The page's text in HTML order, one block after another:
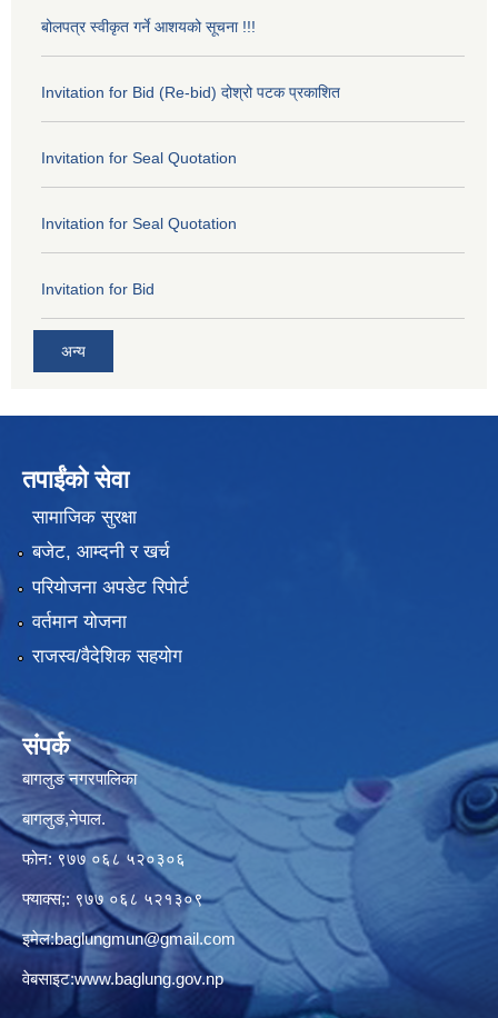
बोलपत्र स्वीकृत गर्ने आशयको सूचना !!!
Invitation for Bid (Re-bid) दोश्रो पटक प्रकाशित
Invitation for Seal Quotation
Invitation for Seal Quotation
Invitation for Bid
अन्य
तपाईंको सेवा
सामाजिक सुरक्षा
बजेट, आम्दनी र खर्च
परियोजना अपडेट रिपोर्ट
वर्तमान योजना
राजस्व/वैदेशिक सहयोग
संपर्क
बागलुङ नगरपालिका
बागलुङ,नेपाल.
फोन: ९७७ ०६८ ५२०३०६
फ्याक्स;: ९७७ ०६८ ५२१३०९
इमेल:baglungmun@gmail.com
वेबसाइट:www.baglung.gov.np